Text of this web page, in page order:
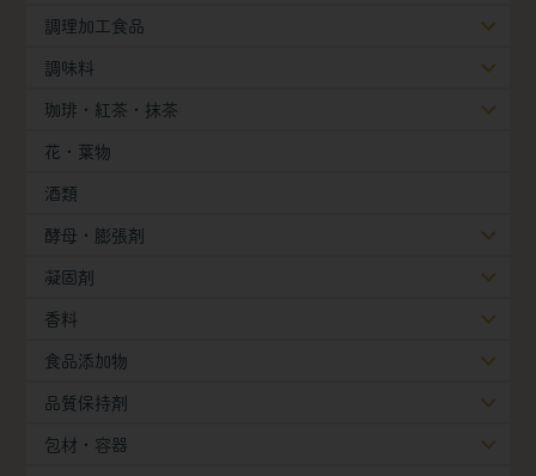
調理加工食品
調味料
珈琲・紅茶・抹茶
花・葉物
酒類
酵母・膨張剤
凝固剤
香料
食品添加物
品質保持剤
包材・容器